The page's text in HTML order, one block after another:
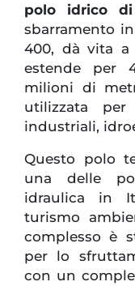
polo idrico di
sbarramento
400, dà vita a
estende per
milioni di
utilizzata
industriali,
Questo polo
una delle
idraulica in
turismo
complesso è
per lo
con un